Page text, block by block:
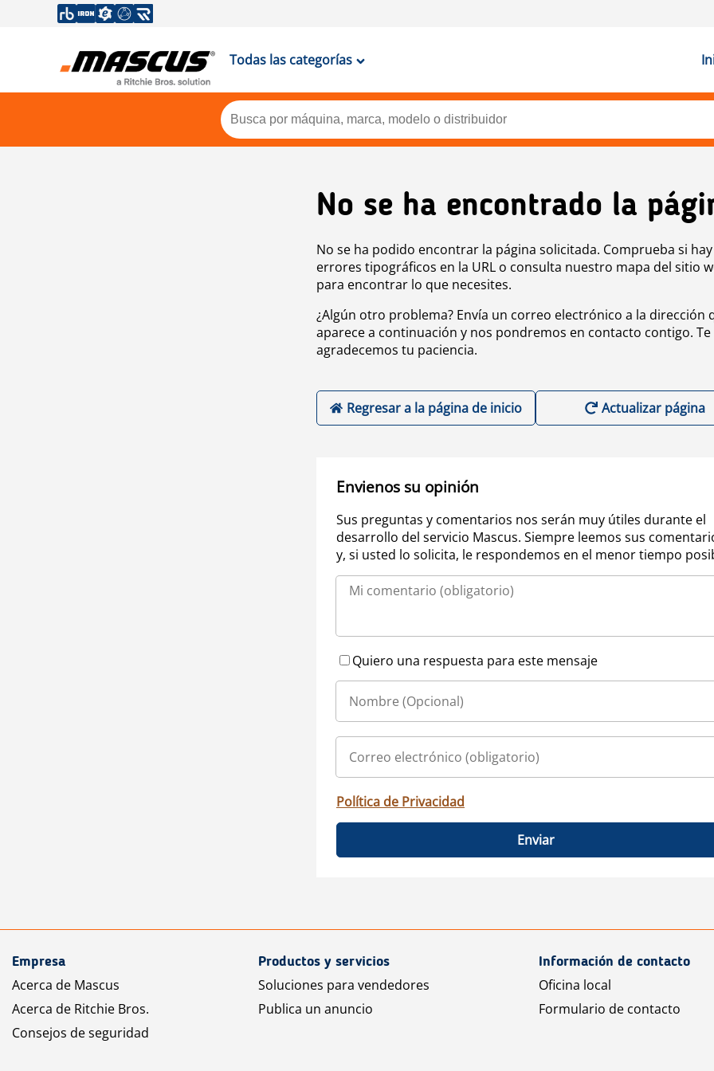
Todas las categorías
No se ha encontrado la
No se ha podido encontrar la página solicitada. Comprueba si hay
errores tipográficos en la URL o consulta nuestro mapa del sitio
para encontrar lo que necesites.
¿Algún otro problema? Envía un correo electrónico a la dirección
aparece a continuación y nos pondremos en contacto contigo. Te
agradecemos tu paciencia.
Regresar a la página de inicio Actualizar página
Envienos su opinión
Sus preguntas y comentarios nos serán muy útiles durante el
desarrollo del servicio Mascus. Siempre leemos sus
y, si usted lo solicita, le respondemos en el menor tiempo
Quiero una respuesta para este mensaje
Política de Privacidad
Enviar
Empresa
Acerca de Mascus
Acerca de Ritchie Bros.
Consejos de seguridad
Productos y servicios
Soluciones para vendedores
Publica un anuncio
Información de contacto
Oficina local
Formulario de contacto